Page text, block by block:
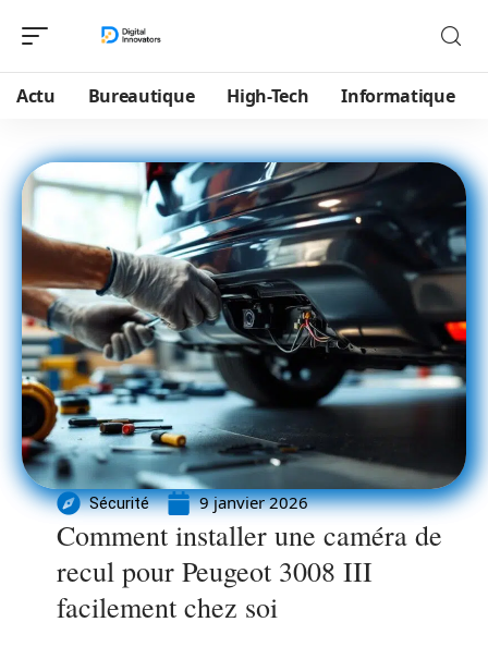
Actu Bureautique High-Tech Informatique
Sécurité 9 janvier 2026
Comment installer une caméra de
recul pour Peugeot 3008 III
facilement chez soi